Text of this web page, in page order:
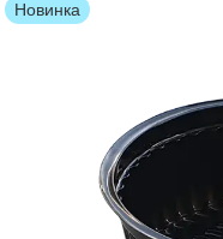
Новинка